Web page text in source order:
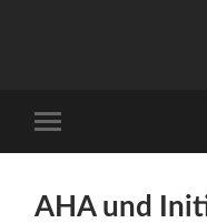
Menü
AHA und